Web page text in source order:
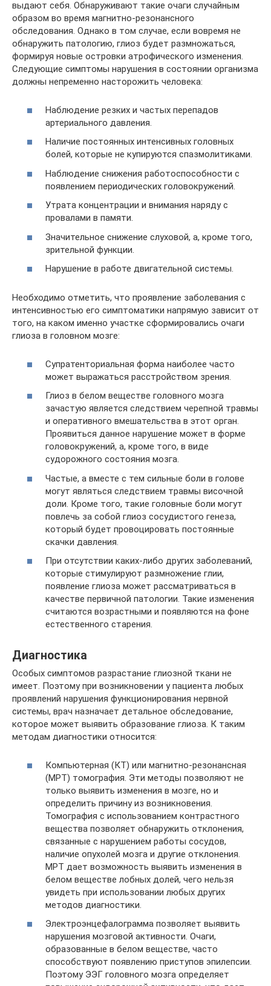
выдают себя. Обнаруживают такие очаги случайным
образом во время магнитно-резонансного
обследования. Однако в том случае, если вовремя не
обнаружить патологию, глиоз будет размножаться,
формируя новые островки атрофического изменения.
Следующие симптомы нарушения в состоянии организма
должны непременно насторожить человека:
Наблюдение резких и частых перепадов
артериального давления.
Наличие постоянных интенсивных головных
болей, которые не купируются спазмолитиками.
Наблюдение снижения работоспособности с
появлением периодических головокружений.
Утрата концентрации и внимания наряду с
провалами в памяти.
Значительное снижение слуховой, а, кроме того,
зрительной функции.
Нарушение в работе двигательной системы.
Необходимо отметить, что проявление заболевания с
интенсивностью его симптоматики напрямую зависит от
того, на каком именно участке сформировались очаги
глиоза в головном мозге:
Супратенториальная форма наиболее часто
может выражаться расстройством зрения.
Глиоз в белом веществе головного мозга
зачастую является следствием черепной травмы
и оперативного вмешательства в этот орган.
Проявиться данное нарушение может в форме
головокружений, а, кроме того, в виде
судорожного состояния мозга.
Частые, а вместе с тем сильные боли в голове
могут являться следствием травмы височной
доли. Кроме того, такие головные боли могут
повлечь за собой глиоз сосудистого генеза,
который будет провоцировать постоянные
скачки давления.
При отсутствии каких-либо других заболеваний,
которые стимулируют размножение глии,
появление глиоза может рассматриваться в
качестве первичной патологии. Такие изменения
считаются возрастными и появляются на фоне
естественного старения.
Диагностика
Особых симптомов разрастание глиозной ткани не
имеет. Поэтому при возникновении у пациента любых
проявлений нарушения функционирования нервной
системы, врач назначает детальное обследование,
которое может выявить образование глиоза. К таким
методам диагностики относится:
Компьютерная (КТ) или магнитно-резонансная
(МРТ) томография. Эти методы позволяют не
только выявить изменения в мозге, но и
определить причину из возникновения.
Томография с использованием контрастного
вещества позволяет обнаружить отклонения,
связанные с нарушением работы сосудов,
наличие опухолей мозга и другие отклонения.
МРТ дает возможность выявить изменения в
белом веществе лобных долей, чего нельзя
увидеть при использовании любых других
методов диагностики.
Электроэнцефалограмма позволяет выявить
нарушения мозговой активности. Очаги,
образованные в белом веществе, часто
способствуют появлению приступов эпилепсии.
Поэтому ЭЭГ головного мозга определяет